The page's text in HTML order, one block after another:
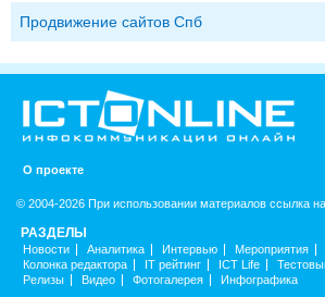
Продвижение сайтов Спб
О проекте
© 2004-2026 При использовании материалов ссылка
РАЗДЕЛЫ
Новости Аналитика Интервью Мероприятия
Колонка редактора
IT рейтинг ICT Life
Релизы
Видео Фотогалерея Инфографика